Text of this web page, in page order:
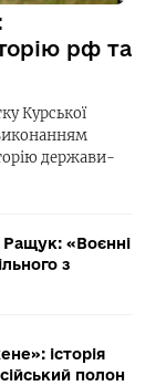
рф та
Курської
держави-
«Воєнні
з
історія
полон